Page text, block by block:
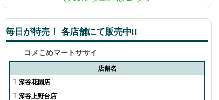
毎日が特売！ 各店舗にて販売中!!
コメこめマートササイ
店舗名
深谷花園店
深谷上野台店